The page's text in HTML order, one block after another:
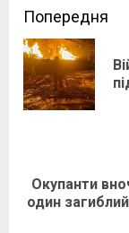
Continue
Reading
Попередня
Next
post:
Окупанти
один